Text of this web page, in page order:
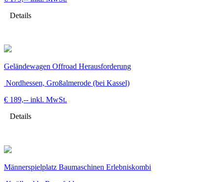
Details
Geländewagen Offroad Herausforderung
Nordhessen, Großalmerode (bei Kassel)
€ 189,-- inkl. MwSt.
Details
Männerspielplatz Baumaschinen Erlebniskombi